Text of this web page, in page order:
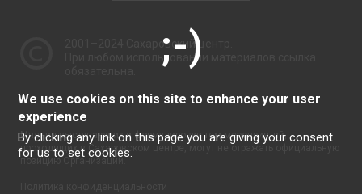
Сахаровский центр
При любом использовании материалов ссылка
Мнения выступающих и формулировки тем мероприятий,
проходящих в Сахаровском центре, могут не отражать официальную
We use cookies on this site to enhance your user
experience
By clicking any link on this page you are giving your consent
for us to set cookies.